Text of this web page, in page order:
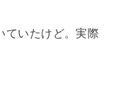
ていたけど。実際